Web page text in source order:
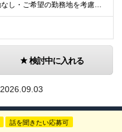
＼転居を伴う転勤なし・ご希望の勤務地を考慮しアサイン／ 【本社】 東京都中央区湊3-4-4 中央山田ビル3Ｆ ※東京都内中心の各プロジェクト先での勤務 ＜勤務地例＞ 東京都中央区・千代田区など
検討中に入れる
2026.09.03
話を聞きたい応募可